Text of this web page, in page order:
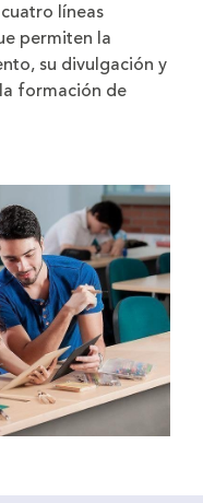
líneas
permiten la
su divulgación y
formación de